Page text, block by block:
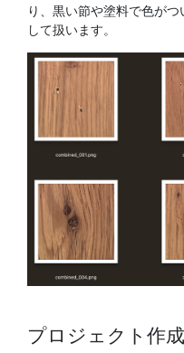
り、黒い節や塗料で色が
して扱います。
プロジェクト作成